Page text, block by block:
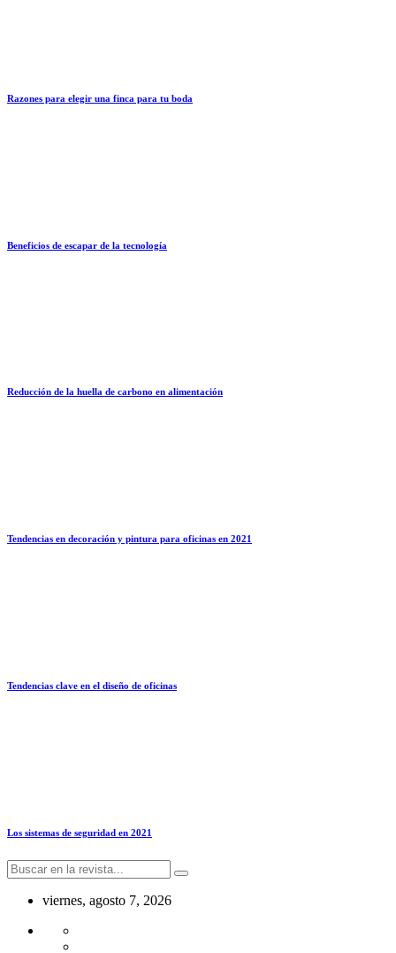
Razones para elegir una finca para tu boda
Beneficios de escapar de la tecnología
Reducción de la huella de carbono en alimentación
Tendencias en decoración y pintura para oficinas en 2021
Tendencias clave en el diseño de oficinas
Los sistemas de seguridad en 2021
viernes, agosto 7, 2026